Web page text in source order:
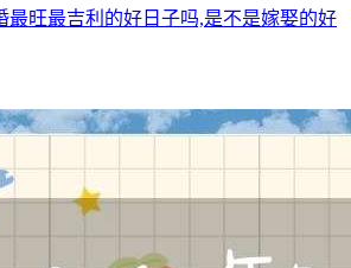
最旺最吉利的好日子吗,是不是嫁娶的好